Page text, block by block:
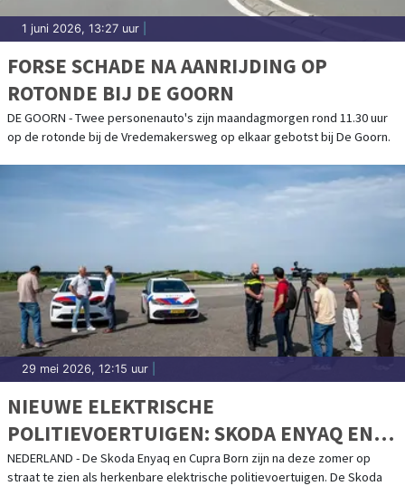
1 juni 2026, 13:27 uur
FORSE SCHADE NA AANRIJDING OP
ROTONDE BIJ DE GOORN
DE GOORN - Twee personenauto's zijn maandagmorgen rond 11.30 uur
op de rotonde bij de Vredemakersweg op elkaar gebotst bij De Goorn.
29 mei 2026, 12:15 uur
NIEUWE ELEKTRISCHE
POLITIEVOERTUIGEN: SKODA ENYAQ EN
CUPRA BORN
NEDERLAND - De Skoda Enyaq en Cupra Born zijn na deze zomer op
straat te zien als herkenbare elektrische politievoertuigen. De Skoda